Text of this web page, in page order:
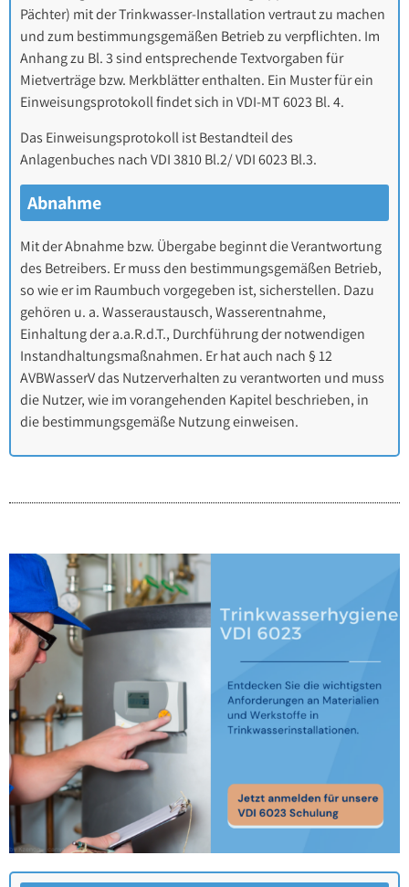
Pächter) mit der Trinkwasser-Installation vertraut zu machen
und zum bestimmungsgemäßen Betrieb zu verpflichten. Im
Anhang zu Bl. 3 sind entsprechende Textvorgaben für
Mietverträge bzw. Merkblätter enthalten. Ein Muster für ein
Einweisungsprotokoll findet sich in VDI-MT 6023 Bl. 4.
Das Einweisungsprotokoll ist Bestandteil des
Anlagenbuches nach VDI 3810 Bl.2/ VDI 6023 Bl.3.
Abnahme
Mit der Abnahme bzw. Übergabe beginnt die Verantwortung
des Betreibers. Er muss den bestimmungsgemäßen Betrieb,
so wie er im Raumbuch vorgegeben ist, sicherstellen. Dazu
gehören u. a. Wasseraustausch, Wasserentnahme,
Einhaltung der a.a.R.d.T., Durchführung der notwendigen
Instandhaltungsmaßnahmen. Er hat auch nach § 12
AVBWasserV das Nutzerverhalten zu verantworten und muss
die Nutzer, wie im vorangehenden Kapitel beschrieben, in
die bestimmungsgemäße Nutzung einweisen.